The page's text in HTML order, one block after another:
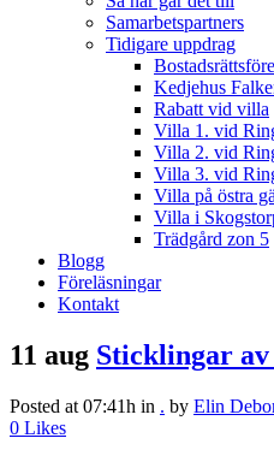
Samarbetspartners
Tidigare uppdrag
Kedjehus
Rabatt vid villa
Villa 1. vid
Villa 2. vid
Villa 3. vid
Villa på östra
Villa i
Trädgård zon 5
Blogg
Föreläsningar
Kontakt
11 aug Sticklingar
Posted at 07:41h in . by Elin
0 Likes